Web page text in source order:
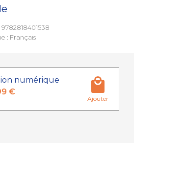
9782818401538
: Français
numérique
€
Ajouter